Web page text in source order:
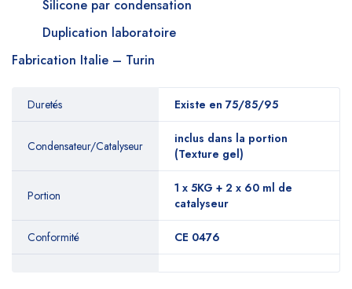
Silicone par condensation
Duplication laboratoire
Fabrication Italie – Turin
Duretés Existe en 75/85/95
Condensateur/Catalyseur
inclus dans la portion
(Texture gel)
Portion
1 x 5KG + 2 x 60 ml de
catalyseur
Conformité CE 0476